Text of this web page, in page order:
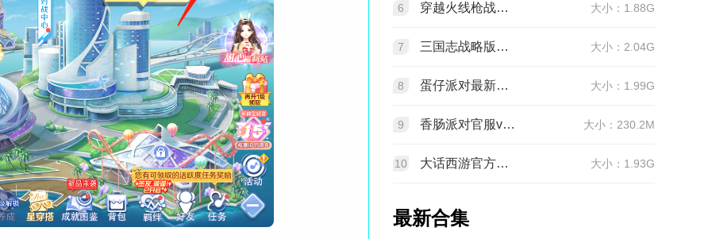
6 穿越火线枪战王者最新版1.0.540.840 官服 大小：1.88G
7 三国志战略版官服v2081.1730 最新版本 大小：2.04G
8 蛋仔派对最新版v1.0.282 网易官方版 大小：1.99G
9 香肠派对官服v24.14 正式服 大小：230.2M
10 大话西游官方正版v2.1.436 安卓最新版 大小：1.93G
最新合集